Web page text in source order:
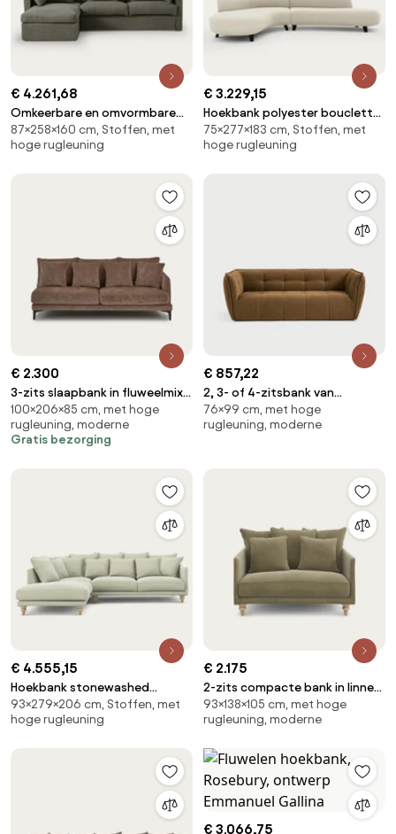
€ 4.261,68
Omkeerbare en omvormbare
hoekbank van katoen en linnen,
Camille
87×258×160 cm, Stoffen, met
hoge rugleuning
€ 3.229,15
Hoekbank polyester bouclette,
Rosebury
75×277×183 cm, Stoffen, met
hoge rugleuning
€ 2.300
3-zits slaapbank in fluweelmix
MODERNISTE, ontwerp
Emmanuel Gallina
100×206×85 cm, met hoge
rugleuning, moderne
Gratis bezorging
€ 857,22
2, 3- of 4-zitsbank van
gemêleerd polyester, Simone
76×99 cm, met hoge
rugleuning, moderne
€ 4.555,15
Hoekbank stonewashed
fluweel, Lazare
93×279×206 cm, Stoffen, met
hoge rugleuning
€ 2.175
2-zits compacte bank in linnen
fluweel, LAZARE
93×138×105 cm, met hoge
rugleuning, moderne
€ 3.066,75